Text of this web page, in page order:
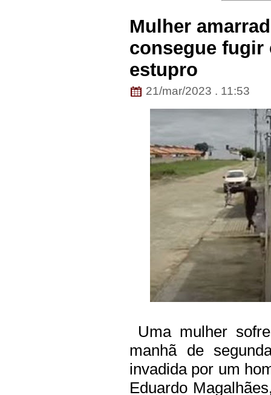
Mulher
consegue fugir
estupro
21/mar/2023 . 11:53
Uma mulher
manhã de
invadida por um
Eduardo Magalhães